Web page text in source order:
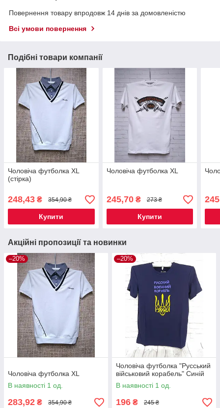
Повернення товару впродовж 14 днів за домовленістю
Всі умови повернення
Подібні товари компанії
Чоловіча футболка XL
(стірка)
248,43 ₴ 354,90 ₴
Купити
Чоловіча футболка XL
245,70₴ 273 ₴
Купити
Акційні пропозиції та новинки
–20%
Чоловіча футболка XL
В наявності 1 од.
283,92 ₴ 354,90 ₴
–20%
Чоловіча футболка "Русський
військовий корабель" Синій
В наявності 1 од.
196 ₴ 245 ₴